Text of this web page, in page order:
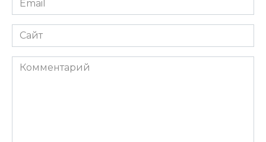
Сайт
Комментарий